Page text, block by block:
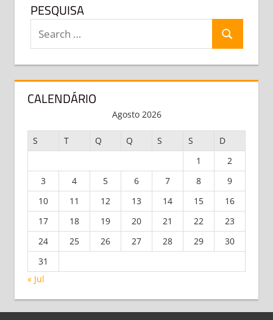
PESQUISA
Search
for:
PESQUISA
CALENDÁRIO
Agosto 2026
S T Q Q S S
D
1
2
3
4 5 6 7 8
9
10
11 12 13 14 15
16
17
18 19 20 21 22
23
24
25 26 27 28 29
30
31
« Jul